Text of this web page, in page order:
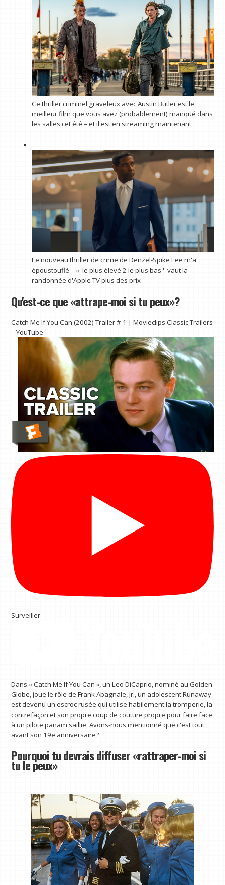
Ce thriller criminel graveleux avec Austin Butler est le
meilleur film que vous avez (probablement) manqué dans
les salles cet été – et il est en streaming maintenant
Le nouveau thriller de crime de Denzel-Spike Lee m'a
époustouflé – « le plus élevé 2 le plus bas '' vaut la
randonnée d'Apple TV plus des prix
Qu'est-ce que «attrape-moi si tu peux»?
Catch Me If You Can (2002) Trailer # 1 | Movieclips Classic Trailers
– YouTube
Surveiller
Dans « Catch Me If You Can », un Leo DiCaprio, nominé au Golden
Globe, joue le rôle de Frank Abagnale, Jr., un adolescent Runaway
est devenu un escroc rusée qui utilise habilement la tromperie, la
contrefaçon et son propre coup de couture propre pour faire face
à un pilote panam saillie. Avons-nous mentionné que c'est tout
avant son 19e anniversaire?
Pourquoi tu devrais diffuser «rattraper-moi si
tu le peux»